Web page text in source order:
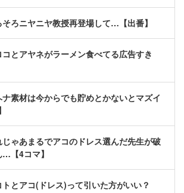
そろニヤニヤ教授再登場して…【出番】
コとアヤネがラーメン食べてる広告すき
ナ素材は今からでも貯めとかないとマズイ
じゃあまるでアコのドレス選んだ先生が破
【4コマ】
トとアコ(ドレス)って引いた方がいい？